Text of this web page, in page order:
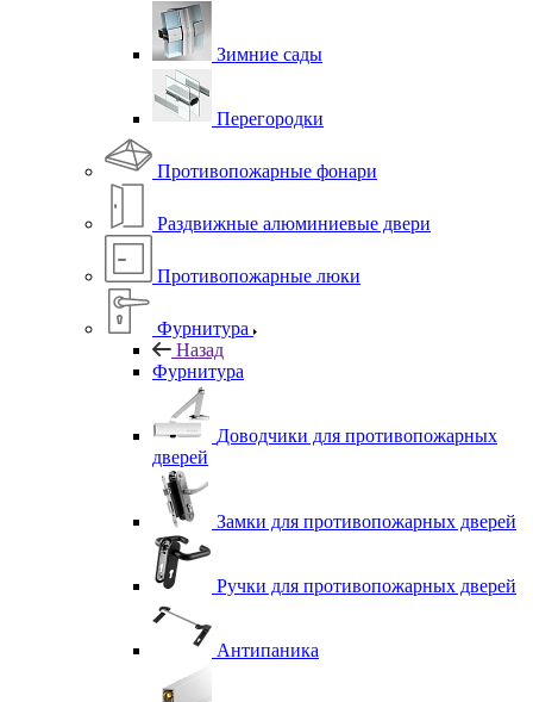
Зимние сады
Перегородки
Противопожарные фонари
Раздвижные алюминиевые двери
Противопожарные люки
Фурнитура
Назад
Фурнитура
Доводчики для противопожарных
дверей
Замки для противопожарных дверей
Ручки для противопожарных дверей
Антипаника